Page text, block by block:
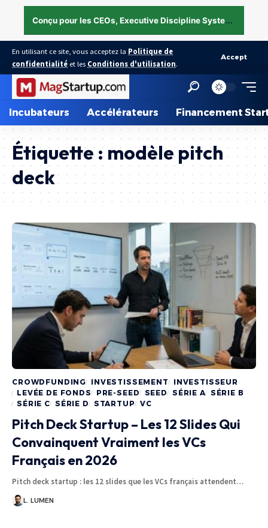
C
onçu pour les CEOs, Executive Discipline System — structurer l’exécution sous pression →
En utilisant ce site, vous acceptez la Politique de
confidentialité et les Conditions d'utilisation.
Accept
Incubateurs Accélérateurs Financement
Étiquette : modèle pitch
deck
CROWDFUNDING INVESTISSEMENT
INVESTISSEUR
LEVÉE DE FONDS
PRE-SEED SEED SÉRIE A SÉRIE B
SÉRIE C SÉRIE D STARTUP VC
Pitch Deck Startup – Les 12 Slides Qui
Convainquent Vraiment les VCs
Français en 2026
Pitch deck startup : les 12 slides que les VCs français attendent…
L. LUMEN